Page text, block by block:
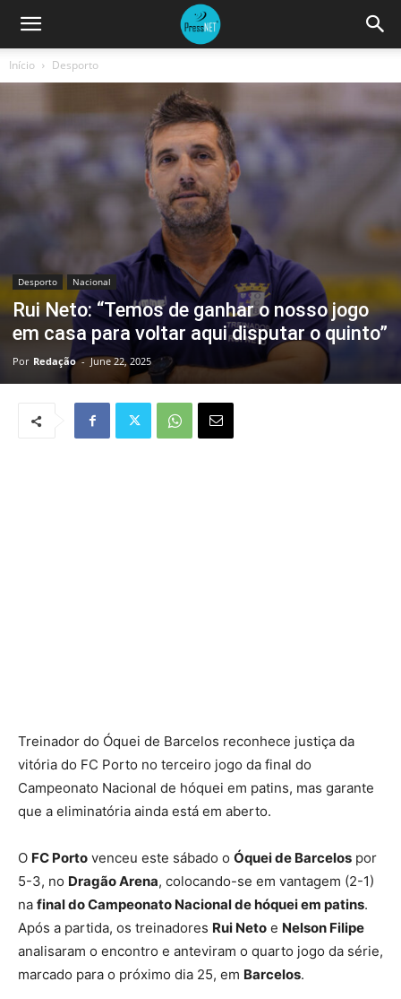
Início Desporto
Desporto Nacional
Rui Neto: “Temos de ganhar o nosso jogo
em casa para voltar aqui disputar o quinto”
Por Redação - June 22, 2025
Treinador do Óquei de Barcelos reconhece justiça da
vitória do FC Porto no terceiro jogo da final do
Campeonato Nacional de hóquei em patins, mas garante
que a eliminatória ainda está em aberto.
O FC Porto venceu este sábado o Óquei de Barcelos por
5-3, no Dragão Arena, colocando-se em vantagem (2-1)
na final do Campeonato Nacional de hóquei em patins.
Após a partida, os treinadores Rui Neto e Nelson Filipe
analisaram o encontro e anteviram o quarto jogo da série,
marcado para o próximo dia 25, em Barcelos.